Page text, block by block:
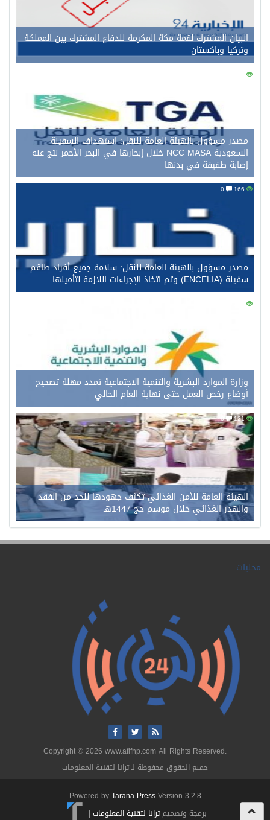
البيان المشترك لقمة مكة المكرمة للدفاع المشترك بين المملكة
وتركيا وباكستان
175
مصدر مسؤول بالهيئة العامة للنقل: استهداف السفينة
السعودية NCC MASA خلال إبحارها في البحر الأحمر نتج عنه
إصابة طفيفة في بدنها
مصدر مسؤول بالهيئة العامة للنقل: سلامة جميع أفراد طاقم
سفينة (ENCELIA) وتم اتخاذ الإجراءات اللازمة لتأمينها
145
وزارة الموارد البشرية والتنمية الاجتماعية تمدد مهلة تصحيح
أوضاع رخص العمل حتى نهاية العام الحالي
121
0
الهيئة العامة للأمن الغذائي تكثف جهودها للحد من الفقد
والهدر الغذائي خلال موسم حج 1447هـ
محليات
Copyright © 2026 www.afifnp.com All Rights Reserved.
جميع الحقوق محفوظة لـ ترانا لتقنية المعلومات
Powered byTarana PressVersion 3.2.8
برمجة وتصميمترانا لتقنية المعلومات |